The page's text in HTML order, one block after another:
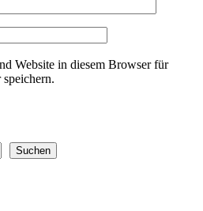
Website in diesem Browser für
Suchen